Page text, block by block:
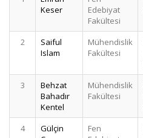
Keser
Edebiyat
Fakültesi
2
Saiful
Islam
Mühendislik
Fakültesi
3
Behzat
Bahadır
Kentel
Mühendislik
Fakültesi
4
Gülçin
Fen